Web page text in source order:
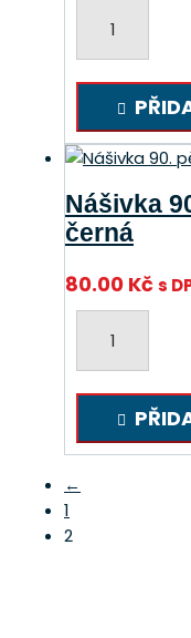
pěší
divize
Army
červená
množství
Nášivka
černá
80.00 Kčs
pěší
divize
Army
množství
←
1
2